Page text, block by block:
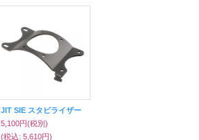
JIT SIE スタビライザー
5,100円(税別)
(税込: 5,610円)